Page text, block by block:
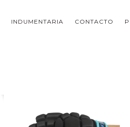
INDUMENTARIA CONTACTO